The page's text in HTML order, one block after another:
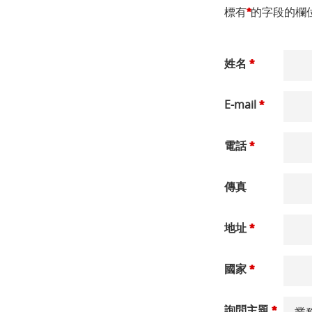
標有*的字段的欄
姓名 *
E-mail *
電話*
傳真
地址*
國家 *